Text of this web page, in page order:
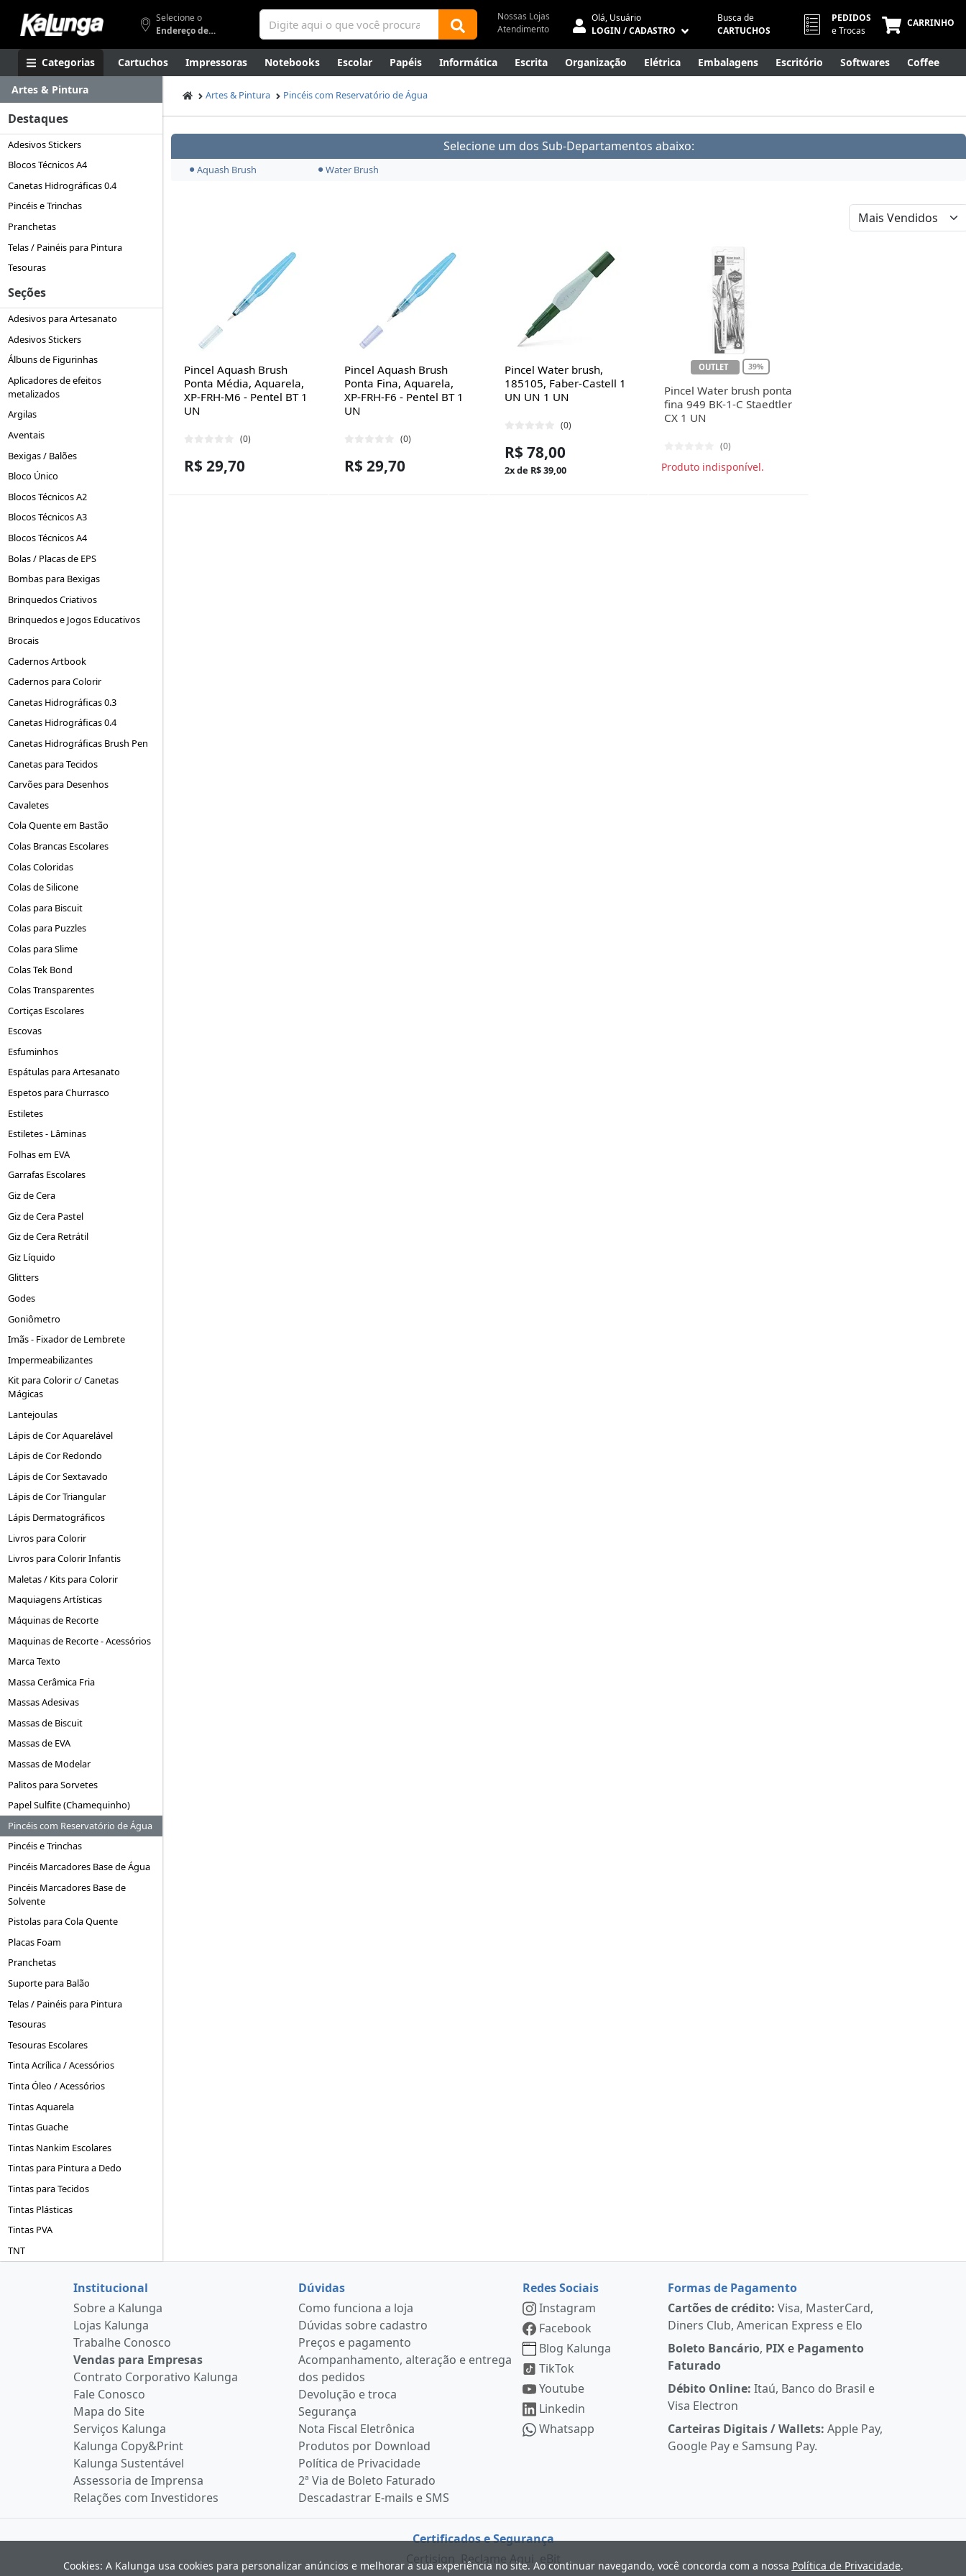
Selecione o
Endereço de entrega
Nossas Lojas
Atendimento
Olá, Usuário
LOGIN / CADASTRO
Busca de
CARTUCHOS
PEDIDOS
e Trocas
CARRINHO
Categorias Cartuchos Impressoras Notebooks Escolar Papéis Informática Escrita Organização Elétrica Embalagens Escritório Softwares Coffee
Apresentação Artes Gamers Higiene Mídias Envelopes
Canetas Luxo
Outlet
Artes & Pintura
Destaques
Adesivos Stickers
Blocos Técnicos A4
Canetas Hidrográficas 0.4
Pincéis e Trinchas
Pranchetas
Telas / Painéis para Pintura
Tesouras
Seções
Adesivos para Artesanato
Adesivos Stickers
Álbuns de Figurinhas
Aplicadores de efeitos
metalizados
Argilas
Aventais
Bexigas / Balões
Bloco Único
Blocos Técnicos A2
Blocos Técnicos A3
Blocos Técnicos A4
Bolas / Placas de EPS
Bombas para Bexigas
Brinquedos Criativos
Brinquedos e Jogos Educativos
Brocais
Cadernos Artbook
Cadernos para Colorir
Canetas Hidrográficas 0.3
Canetas Hidrográficas 0.4
Canetas Hidrográficas Brush Pen
Canetas para Tecidos
Carvões para Desenhos
Cavaletes
Cola Quente em Bastão
Colas Brancas Escolares
Colas Coloridas
Colas de Silicone
Colas para Biscuit
Colas para Puzzles
Colas para Slime
Colas Tek Bond
Colas Transparentes
Cortiças Escolares
Escovas
Esfuminhos
Espátulas para Artesanato
Espetos para Churrasco
Estiletes
Estiletes - Lâminas
Folhas em EVA
Garrafas Escolares
Giz de Cera
Giz de Cera Pastel
Giz de Cera Retrátil
Giz Líquido
Glitters
Godes
Goniômetro
Imãs - Fixador de Lembrete
Impermeabilizantes
Kit para Colorir c/ Canetas
Mágicas
Lantejoulas
Lápis de Cor Aquarelável
Lápis de Cor Redondo
Lápis de Cor Sextavado
Lápis de Cor Triangular
Lápis Dermatográficos
Livros para Colorir
Livros para Colorir Infantis
Maletas / Kits para Colorir
Maquiagens Artísticas
Máquinas de Recorte
Maquinas de Recorte - Acessórios
Marca Texto
Massa Cerâmica Fria
Massas Adesivas
Massas de Biscuit
Massas de EVA
Massas de Modelar
Palitos para Sorvetes
Papel Sulfite (Chamequinho)
Pincéis com Reservatório de Água
Pincéis e Trinchas
Pincéis Marcadores Base de Água
Pincéis Marcadores Base de
Solvente
Pistolas para Cola Quente
Placas Foam
Pranchetas
Suporte para Balão
Telas / Painéis para Pintura
Tesouras
Tesouras Escolares
Tinta Acrílica / Acessórios
Tinta Óleo / Acessórios
Tintas Aquarela
Tintas Guache
Tintas Nankim Escolares
Tintas para Pintura a Dedo
Tintas para Tecidos
Tintas Plásticas
Tintas PVA
TNT
Artes & Pintura Pincéis com Reservatório de Água
Selecione um dos Sub-Departamentos abaixo:
Aquash Brush Water Brush
Pincel Aquash Brush
Ponta Média, Aquarela,
XP-FRH-M6 - Pentel BT 1
UN
(0)
R$ 29,70
Pincel Aquash Brush
Ponta Fina, Aquarela,
XP-FRH-F6 - Pentel BT 1
UN
(0)
R$ 29,70
Pincel Water brush,
185105, Faber-Castell 1
UN UN 1 UN
(0)
R$ 78,00
2x de R$ 39,00
OUTLET 39%
Pincel Water brush ponta
fina 949 BK-1-C Staedtler
CX 1 UN
(0)
Produto indisponível.
Institucional
Sobre a Kalunga
Lojas Kalunga
Trabalhe Conosco
Vendas para Empresas
Contrato Corporativo Kalunga
Fale Conosco
Mapa do Site
Serviços Kalunga
Kalunga Copy&Print
Kalunga Sustentável
Assessoria de Imprensa
Relações com Investidores
Dúvidas
Como funciona a loja
Dúvidas sobre cadastro
Preços e pagamento
Acompanhamento, alteração e entrega
dos pedidos
Devolução e troca
Segurança
Nota Fiscal Eletrônica
Produtos por Download
Política de Privacidade
2ª Via de Boleto Faturado
Descadastrar E-mails e SMS
Redes Sociais
Instagram
Facebook
Blog Kalunga
TikTok
Youtube
Linkedin
Whatsapp
Formas de Pagamento
Cartões de crédito: Visa, MasterCard,
Diners Club, American Express e Elo
Boleto Bancário, PIX e Pagamento
Faturado
Débito Online: Itaú, Banco do Brasil e
Visa Electron
Carteiras Digitais / Wallets:Apple Pay,
Google Pay e Samsung Pay.
Certificados e Segurança
Certisign Reclame Aqui eBit
Cookies: A Kalunga usa cookies para personalizar anúncios e melhorar a sua experiência no site. Ao continuar navegando, você concorda com a nossa Política de Privacidade.